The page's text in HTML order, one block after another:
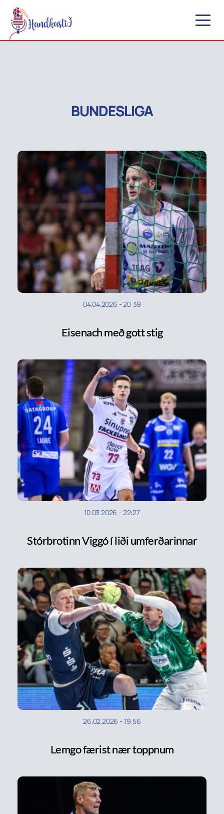
BUNDESLIGA
04.04.2026 -20:39
Eisenach með gott stig
10.03.2026 - 22:27
Stórbrotinn Viggó í liði umferðarinnar
26.02.2026 - 19:56
Lemgo færist nær toppnum